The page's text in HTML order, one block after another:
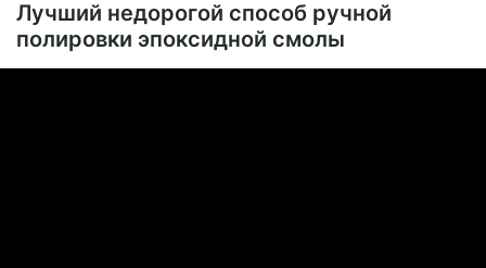
Лучший недорогой способ ручной
полировки эпоксидной смолы